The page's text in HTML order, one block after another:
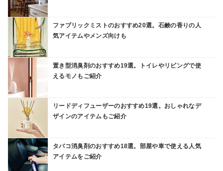
ファブリックミストのおすすめ20選。石鹸の香りの人
気アイテムやメンズ向けも
置き型消臭剤のおすすめ19選。トイレやリビングで使
えるモノもご紹介
リードディフューザーのおすすめ19選。おしゃれなデ
ザインのアイテムもご紹介
タバコ消臭剤のおすすめ18選。部屋や車で使える人気
アイテムをご紹介